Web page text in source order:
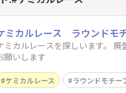
ミカルレース ラウンドモ
ルレースを探しいます。 廃盤ですか？ 廃盤でしたら、再販希望です。 とっても使い勝手がいい！綺麗な
願いします
ケミカルレース ラウンドモチー